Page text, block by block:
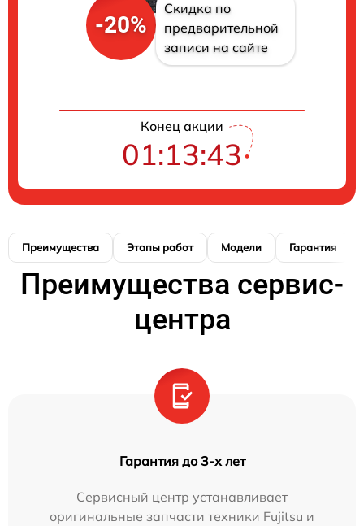
-20%
Скидка по
предварительной
записи на сайте
Конец акции
01:13:42
Преимущества Этапы работ Модели Гарантия
Преимущества сервис-
центра
Гарантия до 3-х лет
Сервисный центр устанавливает
оригинальные запчасти техники Fujitsu и